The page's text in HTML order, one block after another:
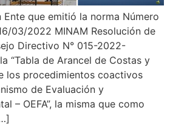
Ente que emitió la norma Número
03/2022 MINAM Resolución de
Directivo N° 015-2022-
“Tabla de Arancel de Costas y
los procedimientos coactivos
de Evaluación y
– OEFA”, la misma que como